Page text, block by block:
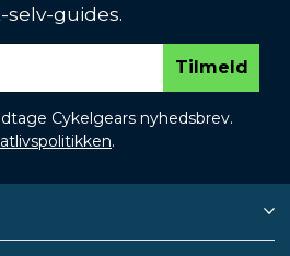
selv-guides.
Tilmeld
Cykelgears nyhedsbrev.
.